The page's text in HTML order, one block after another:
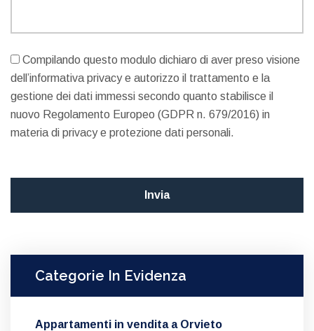
Compilando questo modulo dichiaro di aver preso visione
dell’informativa privacy e autorizzo il trattamento e la
gestione dei dati immessi secondo quanto stabilisce il
nuovo Regolamento Europeo (GDPR n. 679/2016) in
materia di privacy e protezione dati personali.
Categorie In Evidenza
Appartamenti in vendita a Orvieto